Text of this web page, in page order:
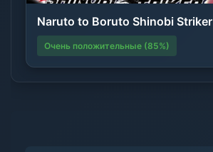
Naruto to Boruto Shinobi Striker
Очень положительные (85%)